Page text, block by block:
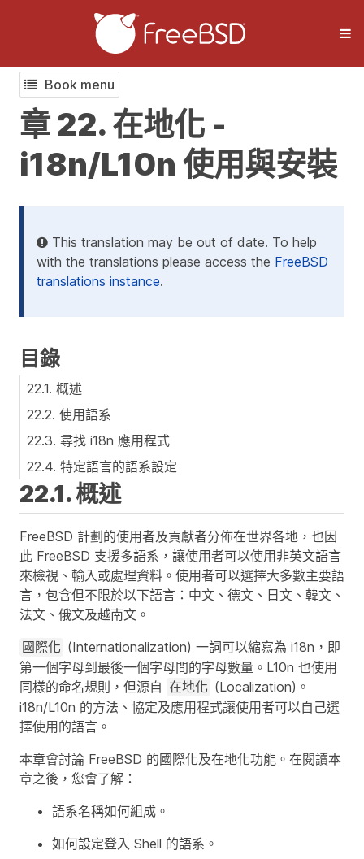
Book menu
章 22. 在地化 -
i18n/L10n 使用與安裝
This translation may be out of date. To help
with the translations please access the FreeBSD
translations instance.
目錄
22.1. 概述
22.2. 使用語系
22.3. 尋找 i18n 應用程式
22.4. 特定語言的語系設定
22.1. 概述
FreeBSD 計劃的使用者及貢獻者分佈在世界各地，也因
此 FreeBSD 支援多語系，讓使用者可以使用非英文語言
來檢視、輸入或處理資料。使用者可以選擇大多數主要語
言，包含但不限於以下語言：中文、德文、日文、韓文、
法文、俄文及越南文。
國際化 (Internationalization) 一詞可以縮寫為 i18n，即
第一個字母到最後一個字母間的字母數量。L10n 也使用
同樣的命名規則，但源自 在地化 (Localization)。
i18n/L10n 的方法、協定及應用程式讓使用者可以自己選
擇使用的語言。
本章會討論 FreeBSD 的國際化及在地化功能。在閱讀本
章之後，您會了解：
語系名稱如何組成。
如何設定登入 Shell 的語系。